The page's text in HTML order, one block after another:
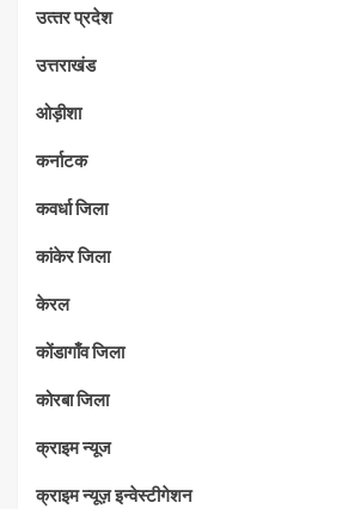
उत्‍तर प्रदेश
उत्तराखंड
ओड़ीशा
कर्नाटक
कवर्धा जिला
कांकेर जिला
केरल
कोंडागाँव जिला
कोरबा जिला
क्राइम न्यूज
क्राइम न्यूज़ इन्वेस्टीगेशन